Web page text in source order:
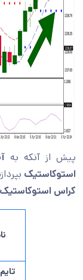
پیش از آنکه به
استوکاستیک
کراس استوکاستیک